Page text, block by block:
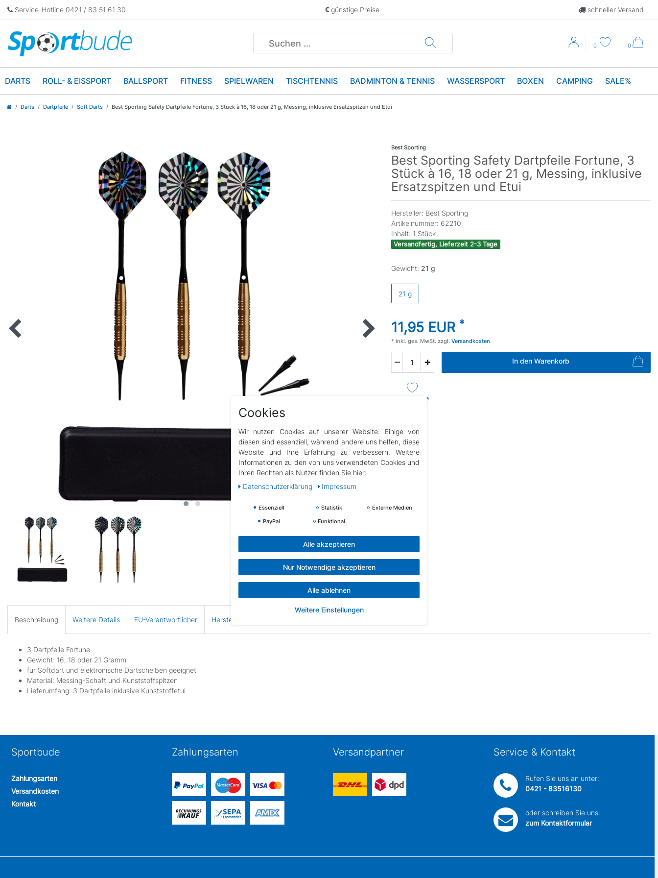
Service-Hotline 0421 / 83 51 61 30 günstige Preise schneller Versand
0 0
DARTS ROLL- & EISSPORT BALLSPORT FITNESS SPIELWAREN TISCHTENNIS BADMINTON & TENNIS WASSERSPORT BOXEN CAMPING SALE%
Darts Dartpfeile Soft Darts Best Sporting Safety Dartpfeile Fortune, 3 Stück à 16, 18 oder 21 g, Messing, inklusive Ersatzspitzen und Etui
Best Sporting
Best Sporting Safety Dartpfeile Fortune, 3
Stück à 16, 18 oder 21 g, Messing, inklusive
Ersatzspitzen und Etui
Hersteller: Best Sporting
Artikelnummer: 62210
Inhalt: 1 Stück
Versandfertig, Lieferzeit 2-3 Tage
Gewicht: 21 g
21 g
11,95 EUR *
* inkl. ges. MwSt. zzgl. Versandkosten
In den Warenkorb
Wunschliste
Beschreibung Weitere Details EU-Verantwortlicher Hersteller
3 Dartpfeile Fortune
Gewicht: 16, 18 oder 21 Gramm
für Softdart und elektronische Dartscheiben geeignet
Material: Messing-Schaft und Kunststoffspitzen
Lieferumfang: 3 Dartpfeile inklusive Kunststoffetui
Sportbude
Zahlungsarten
Versandkosten
Kontakt
Zahlungsarten Versandpartner Service & Kontakt
Rufen Sie uns an unter:
0421 - 83516130
oder schreiben Sie uns:
zum Kontaktformular
Cookies
Wir nutzen Cookies auf unserer Website. Einige von
diesen sind essenziell, während andere uns helfen, diese
Website und Ihre Erfahrung zu verbessern. Weitere
Informationen zu den von uns verwendeten Cookies und
Ihren Rechten als Nutzer finden Sie hier:
Daten­schutz­erklärung
Impressum
Essenziell Statistik
Externe Medien
PayPal
Funktional
Alle akzeptieren
Nur Notwendige akzeptieren
Alle ablehnen
Weitere Einstellungen